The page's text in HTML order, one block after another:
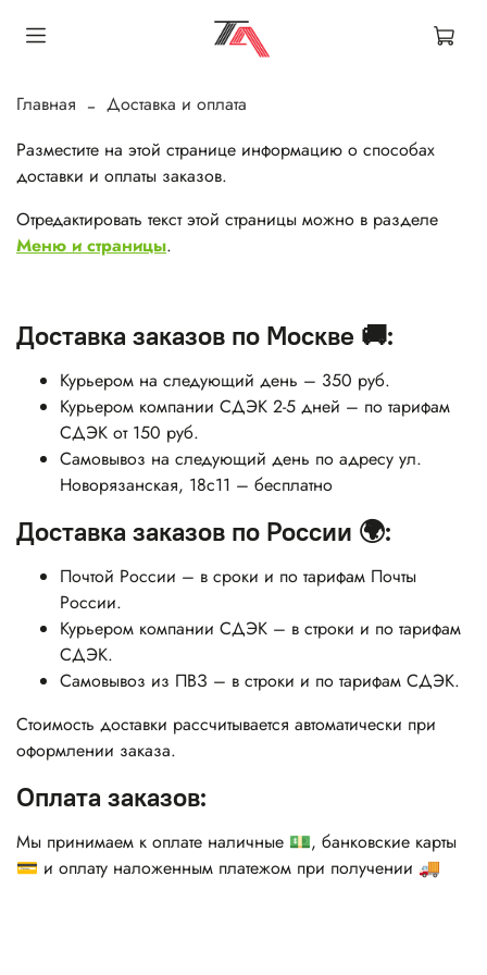
Главная
Доставка и оплата
Разместите на этой странице информацию о способах
доставки и оплаты заказов.
Отредактировать текст этой страницы можно в разделе
Меню и страницы.
Доставка заказов по Москве 🚚:
Курьером на следующий день – 350 руб.
Курьером компании СДЭК 2-5 дней – по тарифам
СДЭК от 150 руб.
Самовывоз на следующий день по адресу ул.
Новорязанская, 18с11 – бесплатно
Доставка заказов по России 🌍:
Почтой России – в сроки и по тарифам Почты
России.
Курьером компании СДЭК – в строки и по тарифам
СДЭК.
Самовывоз из ПВЗ – в строки и по тарифам СДЭК.
Стоимость доставки рассчитывается автоматически при
оформлении заказа.
Оплата заказов:
Мы принимаем к оплате наличные 💵, банковские карты
💳 и оплату наложенным платежом при получении 🚚